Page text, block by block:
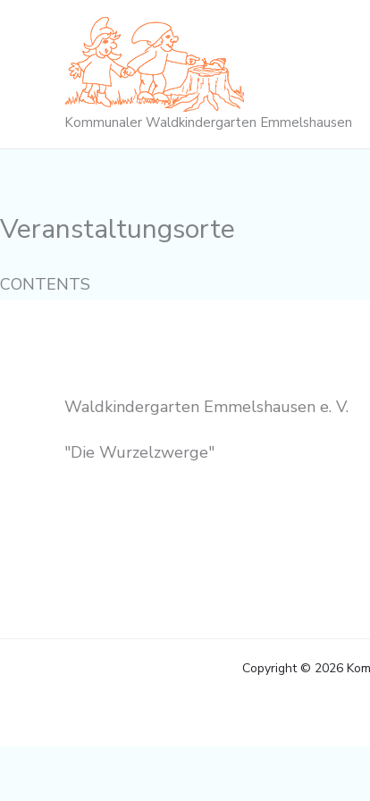
Kommunaler Waldkindergarten Emmelshausen
Veranstaltungsorte
CONTENTS
Waldkindergarten Emmelshausen e. V.
"Die Wurzelzwerge"
Copyright © 2026